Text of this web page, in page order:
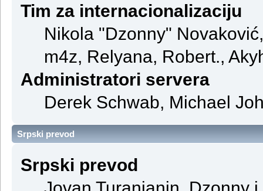
Tim za internacionalizaciju
Nikola "Dzonny"
m4z, Relyana, Robert.,
Administratori servera
Derek Schwab, Michael
Srpski prevod
Srpski prevod